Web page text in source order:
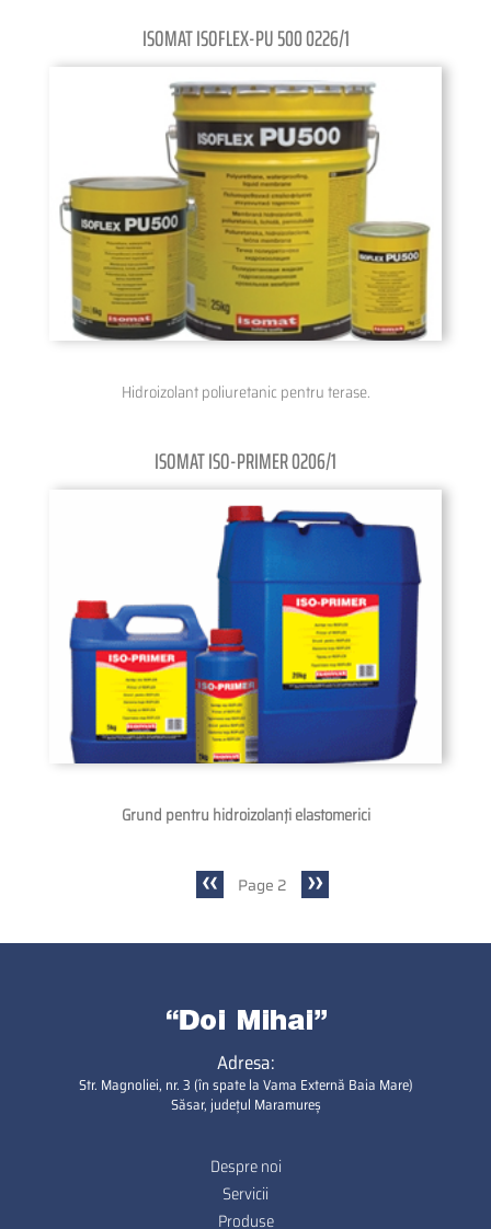
ISOMAT ISOFLEX-PU 500 0226/1
Hidroizolant poliuretanic pentru terase.
ISOMAT ISO-PRIMER 0206/1
Grund pentru hidroizolanţi elastomerici
Previous
page
‹‹ Page 2 Next
page
››
Adresa:
Str. Magnoliei, nr. 3 (în spate la Vama Externă Baia Mare)
Săsar, județul Maramureș
Despre noi
Servicii
Produse